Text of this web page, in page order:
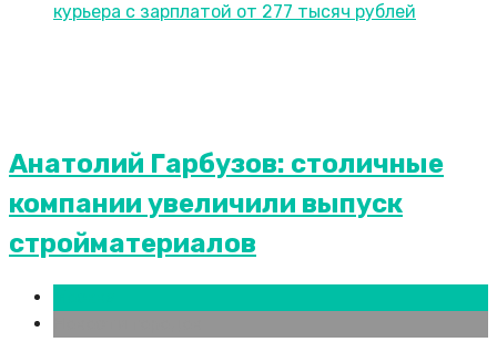
Анатолий Гарбузов: столичные
компании увеличили выпуск
стройматериалов